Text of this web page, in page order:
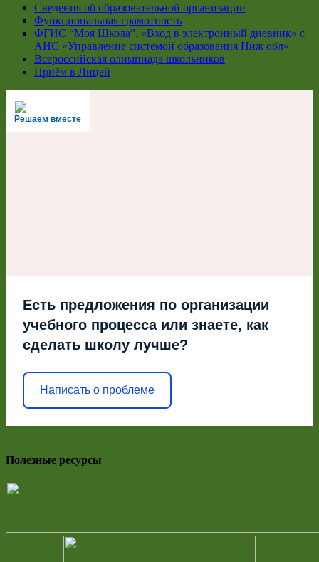
Сведения об образовательной организации
Функциональная грамотность
ФГИС “Моя Школа”, «Вход в электронный дневник» с
АИС «Управление системой образования Ниж обл»
Всероссийская олимпиада школьников
Приём в Лицей
Решаем вместе
Есть предложения по организации
учебного процесса или знаете, как
сделать школу лучше?
Написать о проблеме
Полезные ресурсы